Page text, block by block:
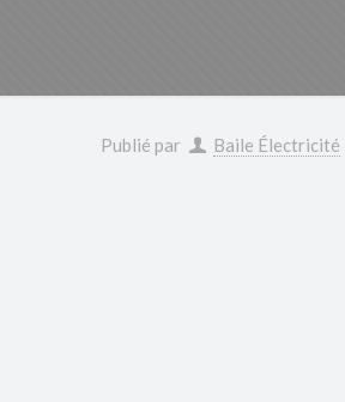
Publié par Baile Électricité